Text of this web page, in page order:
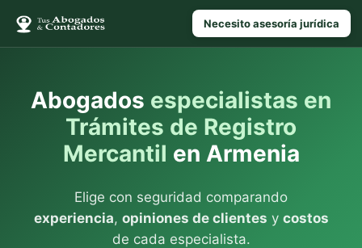
Necesito asesoría jurídica
Abogados especialistas en
Trámites de Registro
Mercantil en Armenia
Elige con seguridad comparando
experiencia, opiniones de clientes y costos
de cada especialista.